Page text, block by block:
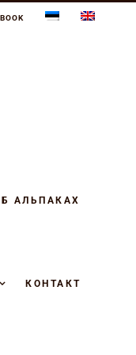
АЛЬПАКАХ
КОНТАКТ